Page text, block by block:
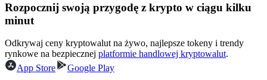
Kontrakty terminowe na USDC
Rozpocznij swoją przygodę z krypto w ciągu kilku
minut
Odkrywaj ceny kryptowalut na żywo, najlepsze tokeny i trendy
rynkowe na bezpiecznej platformie handlowej kryptowalut.
App Store
Google Play